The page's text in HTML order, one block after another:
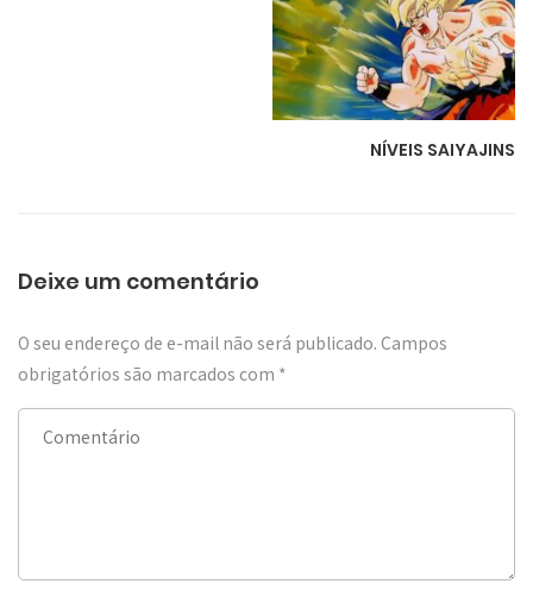
NÍVEIS SAIYAJINS
Deixe um comentário
O seu endereço de e-mail não será publicado. Campos
obrigatórios são marcados com *